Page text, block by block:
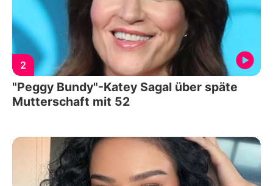
2
"Peggy Bundy"-Katey Sagal über späte
Mutterschaft mit 52